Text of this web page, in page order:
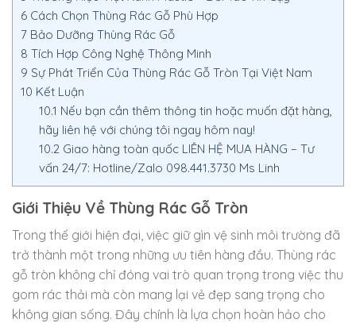
6 Cách Chọn Thùng Rác Gỗ Phù Hợp
7 Bảo Dưỡng Thùng Rác Gỗ
8 Tích Hợp Công Nghệ Thông Minh
9 Sự Phát Triển Của Thùng Rác Gỗ Tròn Tại Việt Nam
10 Kết Luận
10.1 Nếu bạn cần thêm thông tin hoặc muốn đặt hàng,
hãy liên hệ với chúng tôi ngay hôm nay!
10.2Giao hàng toàn quốc LIÊN HỆ MUA HÀNG – Tư
vấn 24/7: Hotline/Zalo 098.441.3730 Ms Linh
Giới Thiệu Về Thùng Rác Gỗ Tròn
Trong thế giới hiện đại, việc giữ gìn vệ sinh môi trường đã
trở thành một trong những ưu tiên hàng đầu. Thùng rác
gỗ tròn không chỉ đóng vai trò quan trọng trong việc thu
gom rác thải mà còn mang lại vẻ đẹp sang trọng cho
không gian sống. Đây chính là lựa chọn hoàn hảo cho